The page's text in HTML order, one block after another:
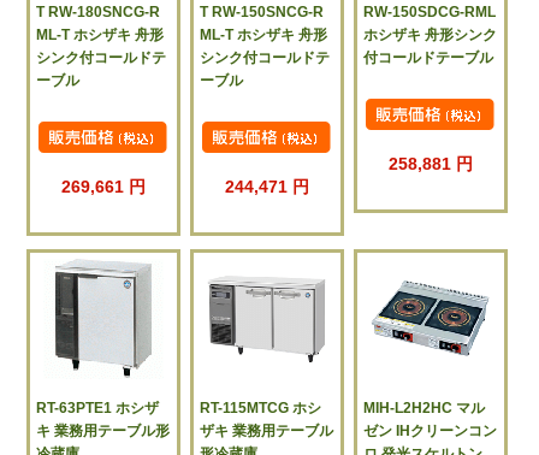
T RW-180SNCG-R
ML-T ホシザキ 舟形
シンク付コールドテ
ーブル
269,661 円
T RW-150SNCG-R
ML-T ホシザキ 舟形
シンク付コールドテ
ーブル
244,471 円
RW-150SDCG-RML
ホシザキ 舟形シンク
付コールドテーブル
258,881 円
RT-63PTE1 ホシザ
キ 業務用テーブル形
RT-115MTCG ホシ
ザキ 業務用テーブル
MIH-L2H2HC マル
ゼン IHクリーンコン